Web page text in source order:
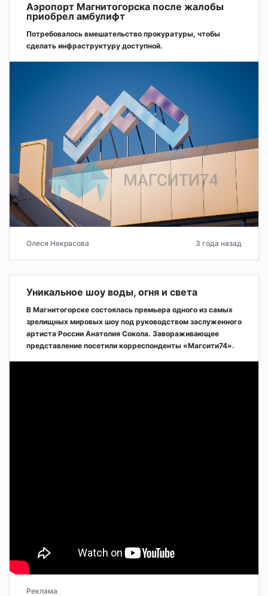
Аэропорт Магнитогорска после жалобы
приобрел амбулифт
Потребовалось вмешательство прокуратуры, чтобы
сделать инфраструктуру доступной.
Олеся Некрасова 3 года назад
Уникальное шоу воды, огня и света
В Магнитогорске состоялась премьера одного из самых
зрелищных мировых шоу под руководством заслуженного
артиста России Анатолия Сокола. Завораживающее
представление посетили корреспонденты «Магсити74».
Реклама